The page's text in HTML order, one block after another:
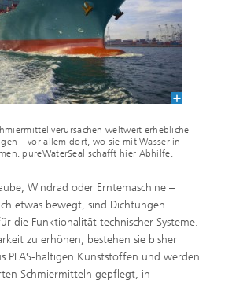
verursachen weltweit erhebliche
– vor allem dort, wo sie mit Wasser in
pureWaterSeal schafft hier Abhilfe.
Windrad oder Erntemaschine –
etwas bewegt, sind Dichtungen
die Funktionalität technischer Systeme.
zu erhöhen, bestehen sie bisher
PFAS-haltigen Kunststoffen und werden
Schmiermitteln gepflegt, in